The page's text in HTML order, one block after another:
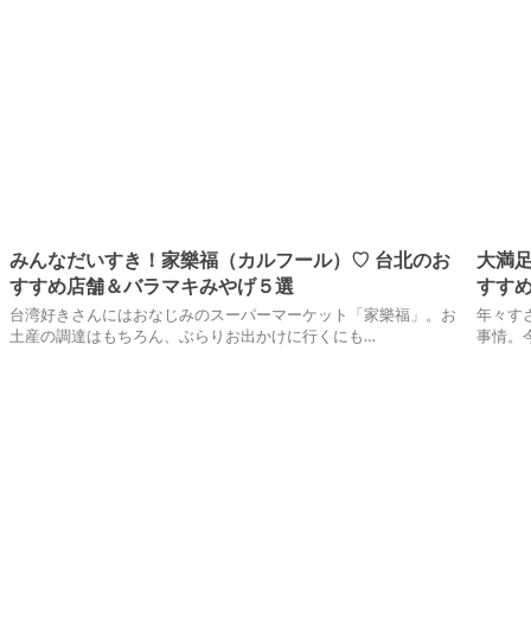
みんなだいすき！家樂福（カルフール）♡ 台北のお
すすめ店舗＆バラマキみやげ５選
台湾好きさんにはおなじみのスーパーマーケット「家樂福」。お
土産の調達はもちろん、ぶらりお出かけに行くにも…
大満
すす
年々す
事情。